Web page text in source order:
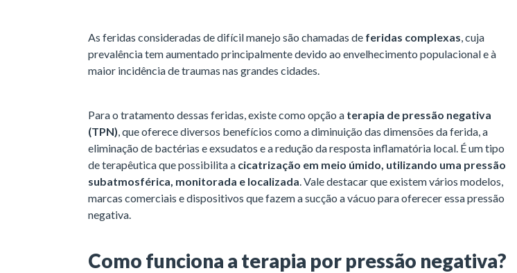
As feridas consideradas de difícil manejo são chamadas de feridas complexas, cuja
prevalência tem aumentado principalmente devido ao envelhecimento populacional e à
maior incidência de traumas nas grandes cidades.
Para o tratamento dessas feridas, existe como opção a terapia de pressão negativa
(TPN), que oferece diversos benefícios como a diminuição das dimensões da ferida, a
eliminação de bactérias e exsudatos e a redução da resposta inflamatória local. É um tipo
de terapêutica que possibilita a cicatrização em meio úmido, utilizando uma pressão
subatmosférica, monitorada e localizada. Vale destacar que existem vários modelos,
marcas comerciais e dispositivos que fazem a sucção a vácuo para oferecer essa pressão
negativa.
Como funciona a terapia por pressão negativa?